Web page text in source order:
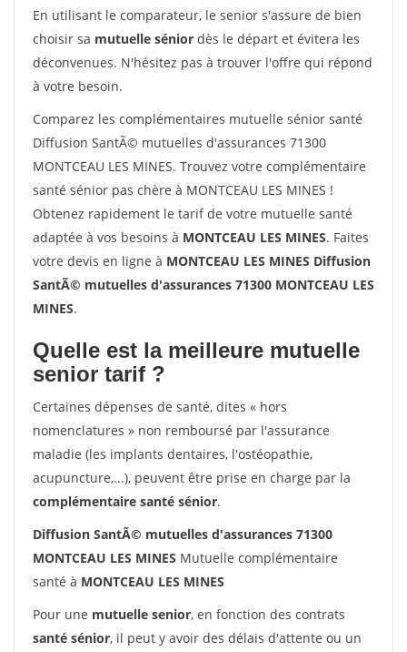
En utilisant le comparateur, le senior s'assure de bien
choisir sa mutuelle sénior dès le départ et évitera les
déconvenues. N'hésitez pas à trouver l'offre qui répond
à votre besoin.
Comparez les complémentaires mutuelle sénior santé
Diffusion SantÃ© mutuelles d'assurances 71300
MONTCEAU LES MINES. Trouvez votre complémentaire
santé sénior pas chère à MONTCEAU LES MINES !
Obtenez rapidement le tarif de votre mutuelle santé
adaptée à vos besoins à MONTCEAU LES MINES. Faites
votre devis en ligne à MONTCEAU LES MINES Diffusion
SantÃ© mutuelles d'assurances 71300 MONTCEAU LES
MINES.
Quelle est la meilleure mutuelle
senior tarif ?
Certaines dépenses de santé, dites « hors
nomenclatures » non remboursé par l'assurance
maladie (les implants dentaires, l'ostéopathie,
acupuncture,...), peuvent être prise en charge par la
complémentaire santé sénior.
Diffusion SantÃ© mutuelles d'assurances 71300
MONTCEAU LES MINES Mutuelle complémentaire
santé à MONTCEAU LES MINES
Pour une mutuelle senior, en fonction des contrats
santé sénior, il peut y avoir des délais d'attente ou un